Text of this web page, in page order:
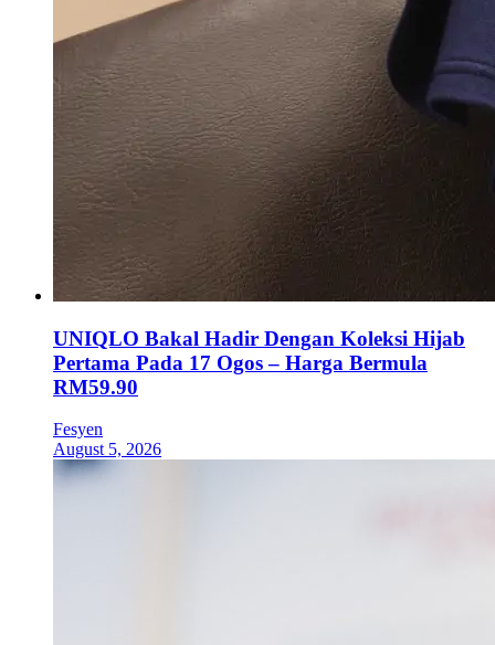
UNIQLO Bakal Hadir Dengan Koleksi Hijab
Pertama Pada 17 Ogos – Harga Bermula
RM59.90
Fesyen
August 5, 2026